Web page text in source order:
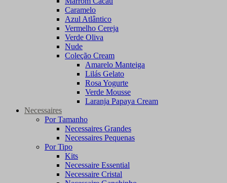
Caramelo
Azul Atlântico
Vermelho Cereja
Verde Oliva
Nude
Coleção Cream
Amarelo Manteiga
Lilás Gelato
Rosa Yogurte
Verde Mousse
Laranja Papaya Cream
Necessaires
Por Tamanho
Necessaires Grandes
Necessaires Pequenas
Por Tipo
Kits
Necessaire Essential
Necessaire Cristal